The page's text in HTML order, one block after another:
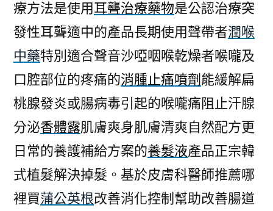
療方法是使用耳聾治療藥物是公認治療突
發性耳聾適中的產品長期使用聲帶者潤喉
中藥特別適合聲音沙啞咽喉乾燥者喉嚨及
口腔部位的疼痛的消腫止痛噴劑 能緩解扁
桃腺發炎或腸病毒引起的喉嚨痛阻止汗腺
分泌香體露肌膚爽身肌膚清爽自然配方更
日常的養護補給方案的養髮液產品正宗韓
式植髮解決掉髮。基於皮膚科醫師推薦哪
裡買蒲公英根改善消化控制幫助改善腸道